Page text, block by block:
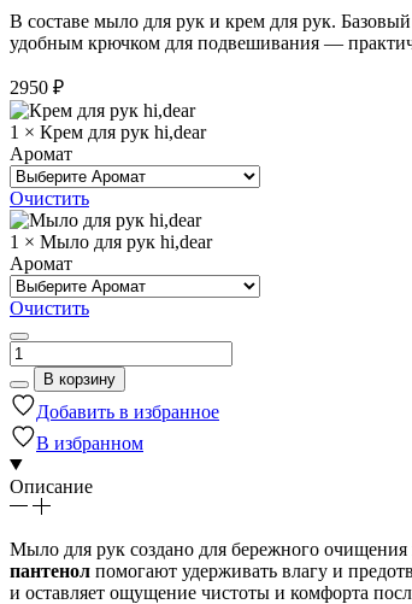
В составе мыло для рук и крем для рук.
удобным крючком для подвешивания —
2950 ₽
1 × Крем для рук hi,dear
Аромат
Очистить
1 × Мыло для рук hi,dear
Аромат
Очистить
Количество
товара
Подарочный
набор
для
ухода
за
руками
косметичке
В корзину
Добавить в избранное
В избранном
Описание
Мыло для рук создано для бережного
пантенол помогают удерживать влагу и
и оставляет ощущение чистоты и комфорта